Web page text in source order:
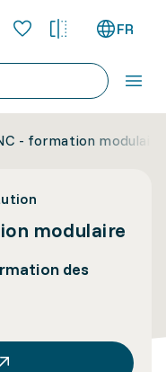
FR
- formation modulaire
modulaire
des